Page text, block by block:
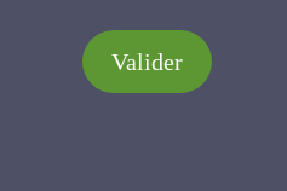
Valider